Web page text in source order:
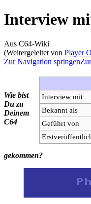
Interview
Aus C64-Wiki
(Weitergeleitet von Player
Zur Navigation springen
Interview mit
Bekannt als
Geführt von
Wie bist
Du zu
Deinem
C64
gekommen?